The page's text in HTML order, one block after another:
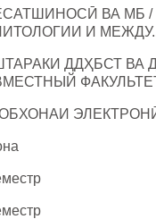
ВА МБ /
И
ДДҲБСТ ВА